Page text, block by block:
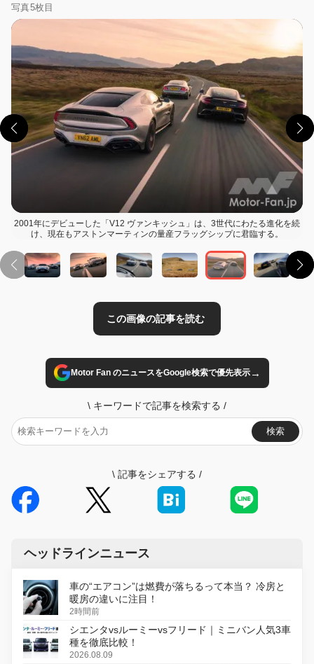
写真5枚目
2001年にデビューした「V12 ヴァンキッシュ」は、3世代にわたる進化を続
け、現在もアストンマーティンの量産フラッグシップに君臨する。
この画像の記事を読む
Motor Fan のニュースをGoogle検索で優先表示→
\ キーワードで記事を検索する /
検索
\ 記事をシェアする /
ヘッドラインニュース
車の“エアコン”は燃費が落ちるって本当？ 冷房と
暖房の違いに注目！
2時間前
シエンタvsルーミーvsフリード｜ミニバン人気3車
種を徹底比較！
2026.08.09